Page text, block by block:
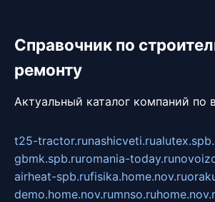
Справочник по
ремонту
Актуальный каталог компаний по
t25-tractor.runashicveti.ru
gbmk.spb.ruromania-today.ru
airheat-spb.rufisika.home.nov.ru
demo.home.nov.rumnso.ru